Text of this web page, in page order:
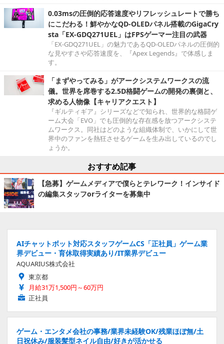
0.03msの圧倒的応答速度やリフレッシュレートで勝ち
にこだわる！鮮やかなQD-OLEDパネル搭載のGigaCry
sta「EX-GDQ271UEL」はFPSゲーマー注目の武器
「EX-GDQ271UEL」の魅力であるQD-OLEDパネルの圧倒的
な見やすさや応答速度を、『Apex Legends』で体感しま
す。
「まずやってみる」がアークシステムワークスの流
儀。世界を席巻する2.5D格闘ゲームの開発の裏側と、
求める人物像【キャリアクエスト】
『ギルティギア』シリーズなどで知られ、世界的な格闘ゲ
ーム大会「EVO」でも圧倒的な存在感を放つアークシステ
ムワークス。同社はどのような組織体制で、いかにして世
界中のファンを熱狂させるゲームを生み出しているのでし
ょうか。
おすすめ記事
【急募】ゲームメディアで僕らとテレワーク！インサイド
の編集スタッフorライターを募集中
AIチャットボット対応スタッフゲームCS「正社員」ゲーム業
界デビュー・育休取得実績あり/IT業界デビュー
AQUARIUS株式会社
東京都
月給31万1,500円～60万円
正社員
ゲーム・エンタメ会社の事務/業界未経験OK/残業ほぼ無/土
日祝休み/服装髪型ネイル自由/好きが活かせる